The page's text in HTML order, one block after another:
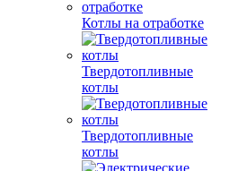
Котлы на отработке
Твердотопливные
котлы
Твердотопливные
котлы